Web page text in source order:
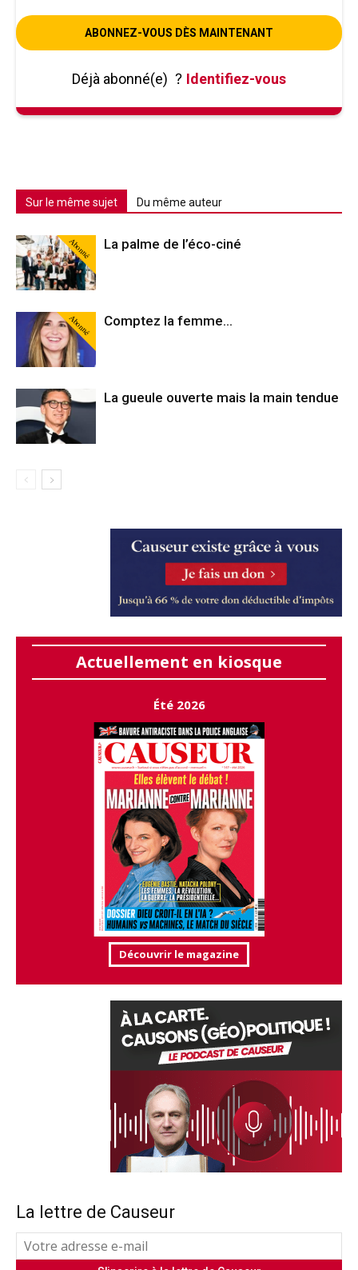
ABONNEZ-VOUS DÈS MAINTENANT
Déjà abonné(e) ? Identifiez-vous
Sur le même sujet Du même auteur
Abonné La palme de l’éco-ciné
Abonné Comptez la femme…
La gueule ouverte mais la main tendue
Actuellement en kiosque
Été 2026
Découvrir le magazine
La lettre de Causeur